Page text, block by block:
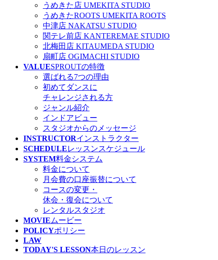
うめきた店 UMEKITA STUDIO
うめきたROOTS UMEKITA ROOTS
中津店 NAKATSU STUDIO
関テレ前店 KANTEREMAE STUDIO
北梅田店 KITAUMEDA STUDIO
扇町店 OGIMACHI STUDIO
VALUESPROUTの特徴
選ばれる7つの理由
初めてダンスに
チャレンジされる方
ジャンル紹介
インドアビュー
スタジオからのメッセージ
INSTRUCTORインストラクター
SCHEDULEレッスンスケジュール
SYSTEM料金システム
料金について
月会費の口座振替について
コースの変更・
休会・復会について
レンタルスタジオ
MOVIE ムービー
POLICYポリシー
LAW
TODAY'S LESSON本日のレッスン